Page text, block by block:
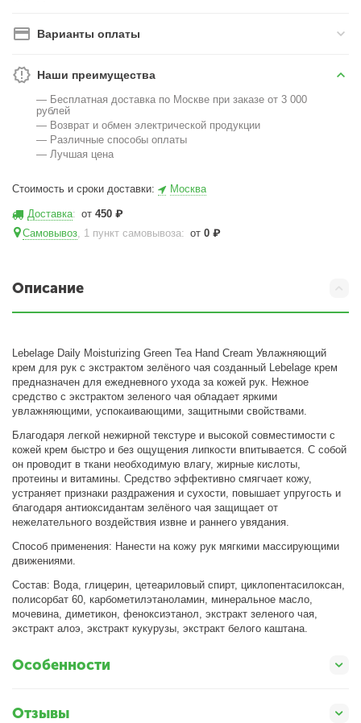
Варианты оплаты
Наши преимущества
— Бесплатная доставка по Москве при заказе от 3 000
рублей
— Возврат и обмен электрической продукции
— Различные способы оплаты
— Лучшая цена
Стоимость и сроки доставки: Москва
Доставка: от450 ₽
Самовывоз, 1 пункт самовывоза: от0 ₽
Описание
Lebelage Daily Moisturizing Green Tea Hand Cream Увлажняющий
крем для рук с экстрактом зелёного чая созданный Lebelage крем
предназначен для ежедневного ухода за кожей рук. Нежное
средство с экстрактом зеленого чая обладает яркими
увлажняющими, успокаивающими, защитными свойствами.
Благодаря легкой нежирной текстуре и высокой совместимости с
кожей крем быстро и без ощущения липкости впитывается. С собой
он проводит в ткани необходимую влагу, жирные кислоты,
протеины и витамины. Средство эффективно смягчает кожу,
устраняет признаки раздражения и сухости, повышает упругость и
благодаря антиоксидантам зелёного чая защищает от
нежелательного воздействия извне и раннего увядания.
Способ применения: Нанести на кожу рук мягкими массирующими
движениями.
Cocтав: Bода, глицерин, цетеариловый спирт, циклопентасилоксан,
полисорбат 60, карбометилэтаноламин, минеральное масло,
мочевина, диметикон, феноксиэтанол, экстракт зеленого чая,
экстракт алоэ, экстракт кукурузы, экстракт белого каштана.
Особенности
Отзывы